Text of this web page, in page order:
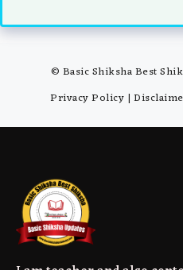
© Basic Shiksha Best
Privacy Policy |